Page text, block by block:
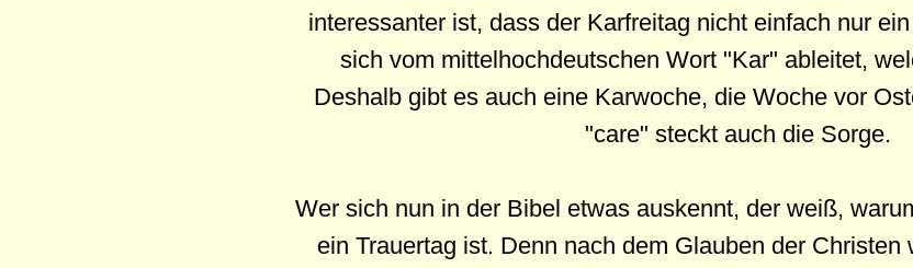
interessanter ist, dass der Karfreitag nicht einfach nur
sich vom mittelhochdeutschen Wort "Kar" ableitet,
Deshalb gibt es auch eine Karwoche, die Woche vor
"care" steckt auch die Sorge.
Wer sich nun in der Bibel etwas auskennt, der weiß,
ein Trauertag ist. Denn nach dem Glauben der Christen